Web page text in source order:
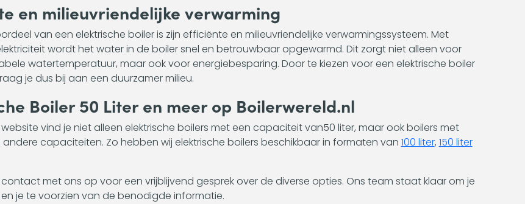
en milieuvriendelijke verwarming
van een elektrische boiler is zijn efficiënte en milieuvriendelijke verwarmingssysteem. Met
wordt het water in de boiler snel en betrouwbaar opgewarmd. Dit zorgt niet alleen voor
watertemperatuur, maar ook voor energiebesparing. Door te kiezen voor een elektrische boiler
je dus bij aan een duurzamer milieu.
Boiler 50 Liter en meer op Boilerwereld.nl
vind je niet alleen elektrische boilers met een capaciteit van50 liter, maar ook boilers met
andere capaciteiten. Zo hebben wij elektrische boilers beschikbaar in formaten van 100 liter, 150 liter
met ons op voor een vrijblijvend gesprek over de diverse opties. Ons team staat klaar om je
je te voorzien van de benodigde informatie.